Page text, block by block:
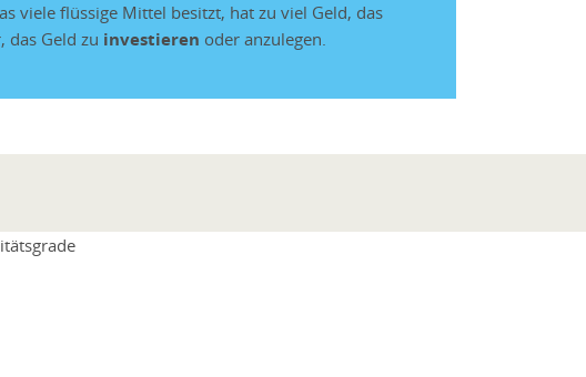
viele flüssige Mittel besitzt, hat zu viel Geld, das
das Geld zu investieren oder anzulegen.